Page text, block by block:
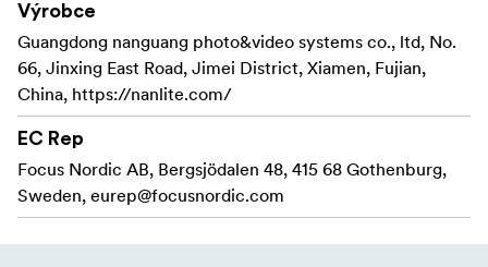
Výrobce
Guangdong nanguang photo&video systems co., ltd, No.
66, Jinxing East Road, Jimei District, Xiamen, Fujian,
China, https://nanlite.com/
EC Rep
Focus Nordic AB, Bergsjödalen 48, 415 68 Gothenburg,
Sweden, eurep@focusnordic.com